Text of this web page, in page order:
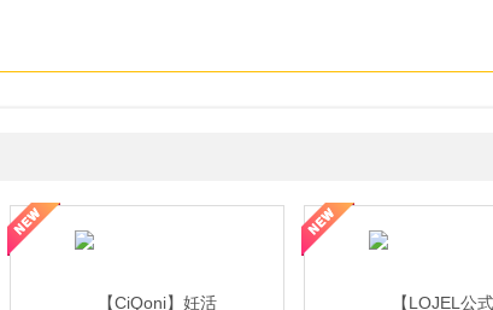
年の信頼と高価買取を実現！ブランド品・貴金属の無料査定